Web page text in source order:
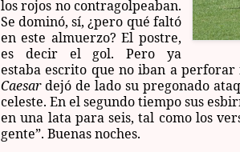
los rojos no contragolpeaban.
Se dominó, sí, ¿pero qué faltó
en este almuerzo? El postre,
es decir el gol. Pero ya
estaba escrito que no iban a
Caesardejó de lado su pregonado
celeste. En el segundo tiempo sus
en una lata para seis, tal como los
gente”. Buenas noches.